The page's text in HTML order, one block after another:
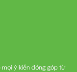
ý kiến đóng góp từ